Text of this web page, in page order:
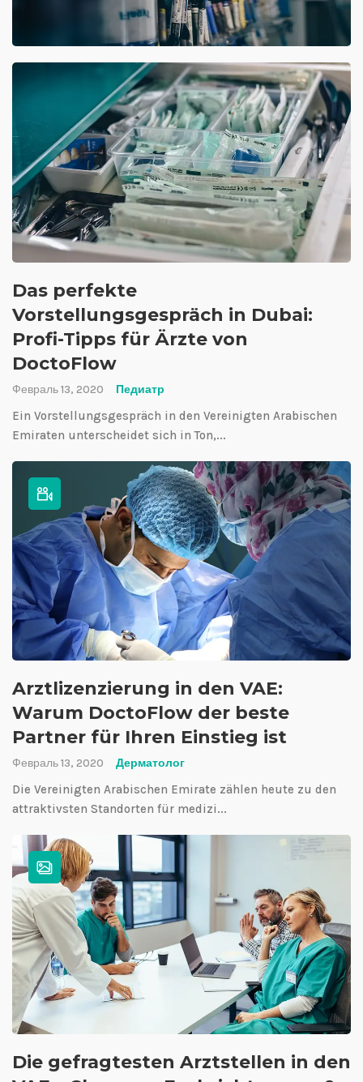
Das perfekte
Vorstellungsgespräch in Dubai:
Profi-Tipps für Ärzte von
DoctoFlow
Февраль 13, 2020 Педиатр
Ein Vorstellungsgespräch in den Vereinigten Arabischen
Emiraten unterscheidet sich in Ton,...
Arztlizenzierung in den VAE:
Warum DoctoFlow der beste
Partner für Ihren Einstieg ist
Февраль 13, 2020 Дерматолог
Die Vereinigten Arabischen Emirate zählen heute zu den
attraktivsten Standorten für medizi...
Die gefragtesten Arztstellen in den